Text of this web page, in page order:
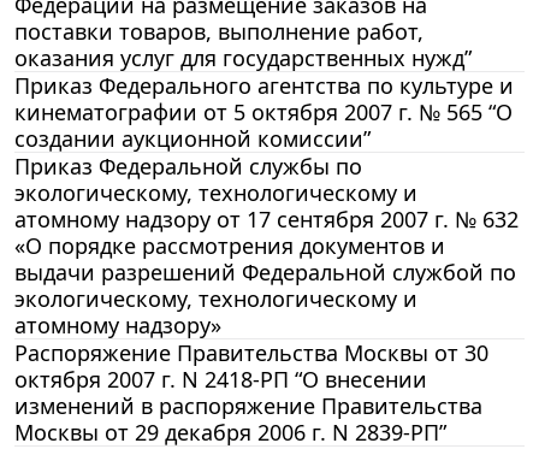
поставки товаров, выполнение работ,
оказания услуг для государственных нужд”
Приказ Федерального агентства по культуре и
кинематографии от 5 октября 2007 г. № 565 “О
создании аукционной комиссии”
Приказ Федеральной службы по
экологическому, технологическому и
атомному надзору от 17 сентября 2007 г. № 632
«О порядке рассмотрения документов и
выдачи разрешений Федеральной службой по
экологическому, технологическому и
атомному надзору»
Распоряжение Правительства Москвы от 30
октября 2007 г. N 2418-РП “О внесении
изменений в распоряжение Правительства
Москвы от 29 декабря 2006 г. N 2839-РП”